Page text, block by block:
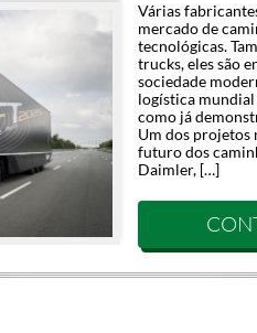
Várias
mercado de
tecnológicas.
trucks, eles são
sociedade
logística
como já
Um dos projetos
futuro dos
Daimler, […]